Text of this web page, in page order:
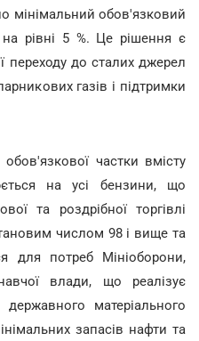
мінімальний обов'язковий
на рівні 5 %. Це рішення є
переходу до сталих джерел
газів і підтримки
частки вмісту
на усі бензини, що
та роздрібної торгівлі
числом 98 і вище та
для потреб Мініоборони,
влади, що реалізує
матеріального
запасів нафти та